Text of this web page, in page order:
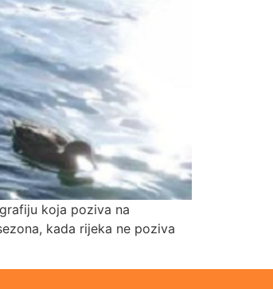
koja poziva na
kada rijeka ne poziva